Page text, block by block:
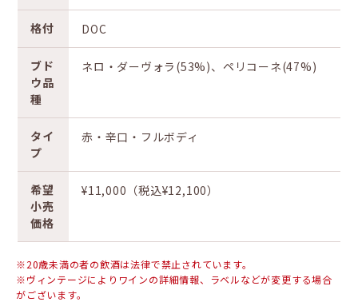
格付 DOC
ブド
ウ品
種
ネロ・ダーヴォラ(53%)、ペリコーネ(47%)
タイ
プ
赤・辛口・フルボディ
希望
小売
価格
¥11,000（税込¥12,100）
※20歳未満の者の飲酒は法律で禁止されています。
※ヴィンテージによりワインの詳細情報、ラベルなどが変更する場合
がございます。